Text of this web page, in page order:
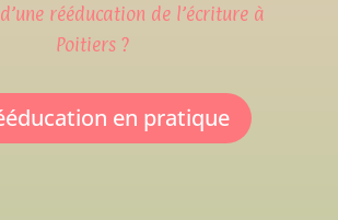
rééducation de l’écriture à
Poitiers ?
en pratique